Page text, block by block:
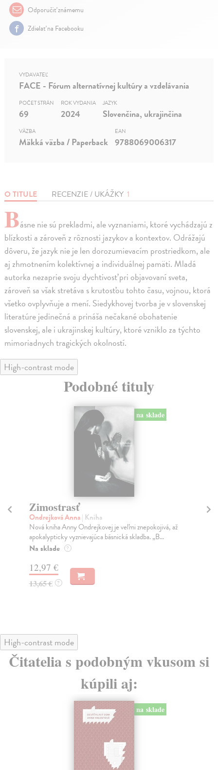
Odporučiť známemu
Zdielať na Facebooku
O TITULE RECENZIE / UKÁŽKY 1
Básne nie sú prekladmi, ale vyznaniami, ktoré vychádzajú z
blízkosti a zároveň z rôznosti jazykov a kontextov. Odrážajú
dôveru, že jazyk nie je len dorozumievacím prostriedkom, ale
aj zhmotnením kolektívnej a individuálnej pamäti. Mladá
autorka nezaprie svoju dychtivosť pri objavovaní sveta,
zároveň sa však stretáva s krutosťou tohto času, vojnou, ktorá
všetko ovplyvňuje a mení. Siedykhovej tvorba je v slovenskej
literatúre jedinečná a prináša nečakané obohatenie
slovenskej, ale i ukrajinskej kultúry, ktoré vzniklo za týchto
mimoriadnych tragických okolností.
VYDAVATEĽ
FACE - Fórum alternatívnej kultúry a vzdelávania
POČET STRÁN
69
ROK VYDANIA
2024
JAZYK
Slovenčina, ukrajinčina
VÄZBA
Mäkká väzba / Paperback
EAN
9788069006317
High-contrast mode
Podobné tituly
na sklade
Burevisnyk
Burdejnyj Serhij Ivanovič
Debutová básnická zbierka mladého ukrajinského
autora Serhiia Burdieineho. Prostredníctvom symbolu
b...
21,50 €
High-contrast mode
Čitatelia s podobným vkusom si
kúpili aj:
na sklade